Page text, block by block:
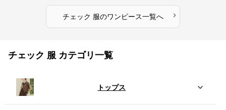
チェック 服のワンピース一覧へ ›
チェック 服 カテゴリ一覧
トップス